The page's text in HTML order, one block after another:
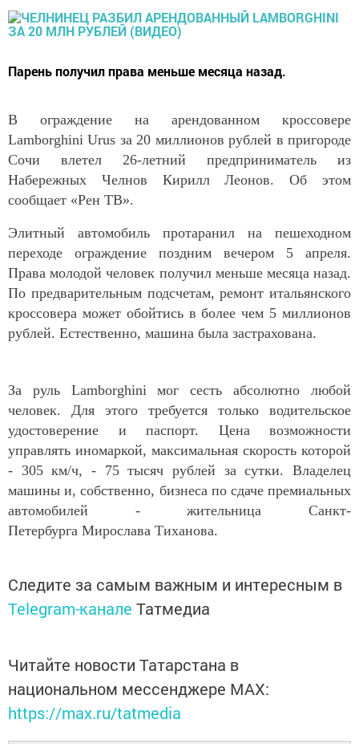
Парень получил права меньше месяца назад.
В ограждение на арендованном кроссовере
Lamborghini Urus за 20 миллионов рублей в пригороде
Сочи влетел 26-летний предприниматель из
Набережных Челнов Кирилл Леонов. Об этом
сообщает «Рен ТВ».
Элитный автомобиль протаранил на пешеходном
переходе ограждение поздним вечером 5 апреля.
Права молодой человек получил меньше месяца назад.
По предварительным подсчетам, ремонт итальянского
кроссовера может обойтись в более чем 5 миллионов
рублей. Естественно, машина была застрахована.
За руль Lamborghini мог сесть абсолютно любой
человек. Для этого требуется только водительское
удостоверение и паспорт. Цена возможности
управлять иномаркой, максимальная скорость которой
- 305 км/ч, - 75 тысяч рублей за сутки. Владелец
машины и, собственно, бизнеса по сдаче премиальных
автомобилей - жительница Санкт-
Петербурга Мирослава Тиханова.
Следите за самым важным и интересным в
Telegram-канале Татмедиа
Читайте новости Татарстана в
национальном мессенджере MАХ:
https://max.ru/tatmedia